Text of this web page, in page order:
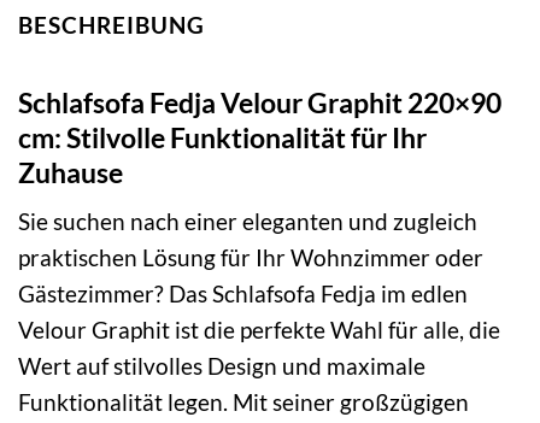
BESCHREIBUNG
Schlafsofa Fedja Velour Graphit 220×90
cm: Stilvolle Funktionalität für Ihr
Zuhause
Sie suchen nach einer eleganten und zugleich
praktischen Lösung für Ihr Wohnzimmer oder
Gästezimmer? Das Schlafsofa Fedja im edlen
Velour Graphit ist die perfekte Wahl für alle, die
Wert auf stilvolles Design und maximale
Funktionalität legen. Mit seiner großzügigen